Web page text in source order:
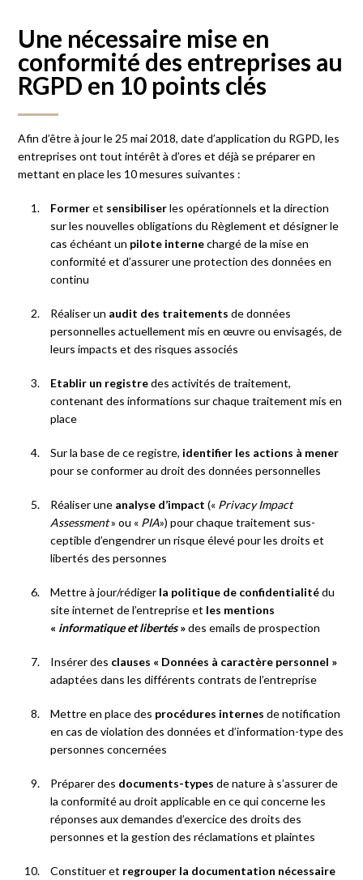
Une nécessaire mise en
conformité des entreprises au
RGPD en 10 points clés
Afin d’être à jour le 25 mai 2018, date d’application du RGPD, les
entreprises ont tout intérêt à d’ores et déjà se préparer en
mettant en place les 10 mesures suivantes :
Formeret sensibiliserles opérationnels et la direction
sur les nouvelles obligations du Règlement et désigner le
cas échéant un pilote internechargé de la mise en
conformité et d’assurer une protection des données en
continu
Réaliser un audit des traitements de données
personnelles actuellement mis en œuvre ou envisagés, de
leurs impacts et des risques associés
Etablir un registredes activités de traitement,
contenant des informations sur chaque traitement mis en
place
Sur la base de ce registre, identifier les actions à mener
pour se conformer au droit des données personnelles
Réaliser une analyse d’impact (« Privacy Impact
Assessment» ou « PIA») pour chaque traitement sus-
ceptible d’engendrer un risque élevé pour les droits et
libertés des personnes
Mettre à jour/rédiger la politique de confidentialitédu
site internet de l’entreprise et les mentions
« informatique et libertés»des emails de prospection
Insérer des clauses « Données à caractère personnel »
adaptées dans les différents contrats de l’entreprise
Mettre en place des procédures internes de notification
en cas de violation des données et d’information-type des
personnes concernées
Préparer des documents-types de nature à s’assurer de
la conformité au droit applicable en ce qui concerne les
réponses aux demandes d’exercice des droits des
personnes et la gestion des réclamations et plaintes
Constituer et regrouper la documentation nécessaire